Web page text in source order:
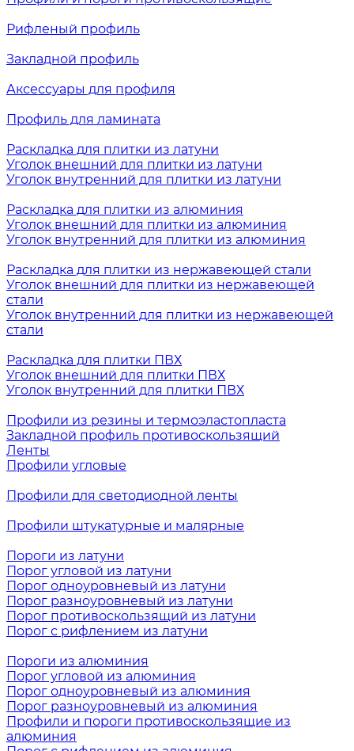
Рифленый профиль
Закладной профиль
Аксессуары для профиля
Профиль для ламината
Раскладка для плитки из латуни
Уголок внешний для плитки из латуни
Уголок внутренний для плитки из латуни
Раскладка для плитки из алюминия
Уголок внешний для плитки из алюминия
Уголок внутренний для плитки из алюминия
Раскладка для плитки из нержавеющей стали
Уголок внешний для плитки из нержавеющей
стали
Уголок внутренний для плитки из нержавеющей
стали
Раскладка для плитки ПВХ
Уголок внешний для плитки ПВХ
Уголок внутренний для плитки ПВХ
Профили из резины и термоэластопласта
Закладной профиль противоскользящий
Ленты
Профили угловые
Профили для светодиодной ленты
Профили штукатурные и малярные
Пороги из латуни
Порог угловой из латуни
Порог одноуровневый из латуни
Порог разноуровневый из латуни
Порог противоскользящий из латуни
Порог с рифлением из латуни
Пороги из алюминия
Порог угловой из алюминия
Порог одноуровневый из алюминия
Порог разноуровневый из алюминия
Профили и пороги противоскользящие из
алюминия